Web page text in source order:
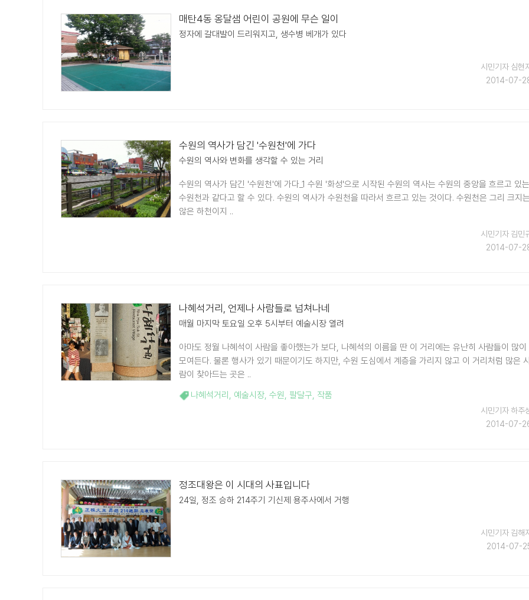
매탄4동 옹달샘 어린이 공원에 무슨 일이
정자에 갈대발이 드리워지고, 생수병 베개가 있다
시민기자 심현
2014-07-
수원의 역사가 담긴 '수원천'에 가다
수원의 역사와 변화를 생각할 수 있는 거리
수원의 역사가 담긴 '수원천'에 가다_1 수원 '화성'으로 시작된 수원의 역사는 수원의 중앙을 흐르고 있는
수원천과 같다고 할 수 있다. 수원의 역사가 수원천을 따라서 흐르고 있는 것이다. 수원천은 그리 크지는
않은 하천이지 ..
시민기자 김민
2014-07-
나혜석거리, 언제나 사람들로 넘쳐나네
매월 마지막 토요일 오후 5시부터 예술시장 열려
아마도 정월 나혜석이 사람을 좋아했는가 보다, 나혜석의 이름을 딴 이 거리에는 유난히 사람들이 많이
모여든다. 물론 행사가 있기 때문이기도 하지만, 수원 도심에서 계층을 가리지 않고 이 거리처럼 많은
람이 찾아드는 곳은 ..
나혜석거리 , 예술시장, 수원, 팔달구, 작품
시민기자 하주
2014-07-
정조대왕은 이 시대의 사표입니다
24일, 정조 승하 214주기 기신제 용주사에서 거행
시민기자 김해
2014-07-